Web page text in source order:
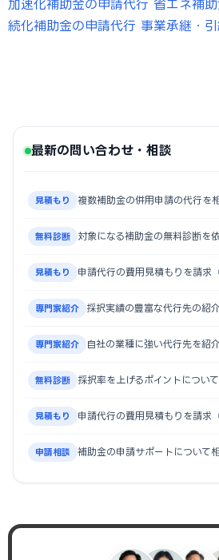
加速化補助金の申請代行 省エネ補
続化補助金の申請代行 事業承継・
最新の問い合わせ・相談
見積もり 複数補助金の併用申請の代行を
無料診断 対象になる補助金の無料診断を
見積もり 申請代行の費用見積もりを請求
専門家紹介 採択実績の豊富な代行先の紹
専門家紹介 自社の業種に強い代行先を紹
無料診断 採択率を上げるポイントについ
見積もり 申請代行の費用見積もりを請求
申請相談 補助金の申請サポートについて